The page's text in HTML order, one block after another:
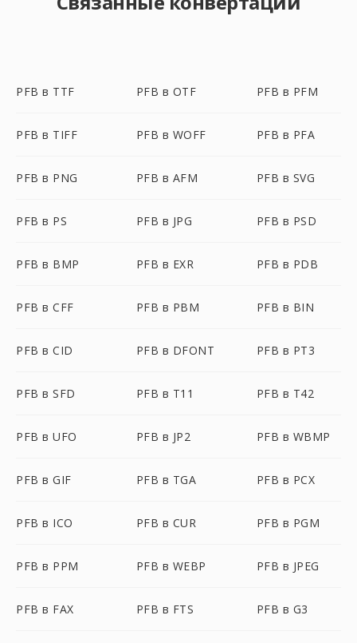
PFB в TTF PFB в OTF PFB в PFM
PFB в TIFF PFB в WOFF PFB в PFA
PFB в PNG PFB в AFM PFB в SVG
PFB в PS PFB в JPG PFB в PSD
PFB в BMP PFB в EXR PFB в PDB
PFB в CFF PFB в PBM PFB в BIN
PFB в CID PFB в DFONT PFB в PT3
PFB в SFD PFB в T11 PFB в T42
PFB в UFO PFB в JP2 PFB в WBMP
PFB в GIF PFB в TGA PFB в PCX
PFB в ICO PFB в CUR PFB в PGM
PFB в PPM PFB в WEBP PFB в JPEG
PFB в FAX PFB в FTS PFB в G3